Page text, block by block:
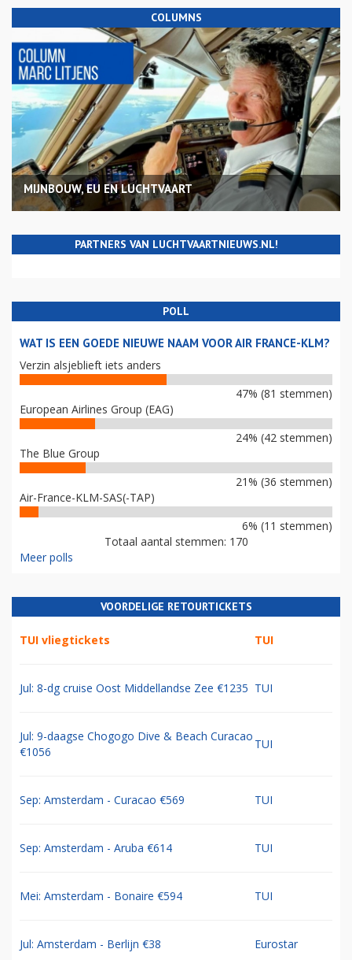
COLUMNS
MIJNBOUW, EU EN LUCHTVAART
PARTNERS VAN LUCHTVAARTNIEUWS.NL!
POLL
WAT IS EEN GOEDE NIEUWE NAAM VOOR AIR FRANCE-KLM?
Verzin alsjeblieft iets anders
47% (81 stemmen)
European Airlines Group (EAG)
24% (42 stemmen)
The Blue Group
21% (36 stemmen)
Air-France-KLM-SAS(-TAP)
6% (11 stemmen)
Totaal aantal stemmen: 170
Meer polls
VOORDELIGE RETOURTICKETS
TUI vliegtickets TUI
Jul: 8-dg cruise Oost Middellandse Zee €1235 TUI
Jul: 9-daagse Chogogo Dive & Beach Curacao
€1056
TUI
Sep: Amsterdam - Curacao €569 TUI
Sep: Amsterdam - Aruba €614 TUI
Mei: Amsterdam - Bonaire €594 TUI
Jul: Amsterdam - Berlijn €38 Eurostar